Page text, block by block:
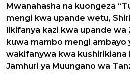
Mwanahasha na kuongeza
mengi kwa upande wetu,
likifanya kazi kwa upande wa
kuwa mambo mengi ambayo
wakifanywa kwa kushirikiana
Jamhuri ya Muungano wa